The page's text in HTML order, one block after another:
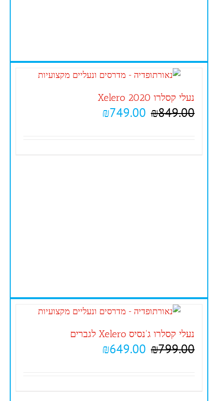
נעלי קסלרו Xelero 2020
₪849.00
₪749.00
נעלי קסלרו ג'נסיס Xelero לגברים
₪799.00
₪649.00